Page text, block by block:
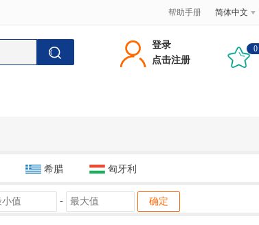
帮助手册 简体中文
登录
点击注册
0
希腊 匈牙利
- 确定